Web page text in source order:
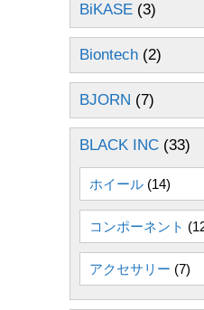
BiKASE (3)
Biontech (2)
BJORN (7)
BLACK INC (33)
ホイール (14)
コンポーネント
アクセサリー (7)